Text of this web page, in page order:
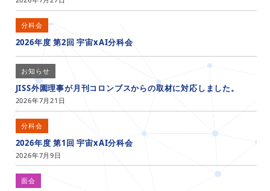
分科会
2026年度 第2回 宇宙xAI分科会
お知らせ
JISS外園理事が月刊コロンブスからの取材に対応しました。
2026年7月21日
分科会
2026年度 第1回 宇宙xAI分科会
2026年7月9日
面会